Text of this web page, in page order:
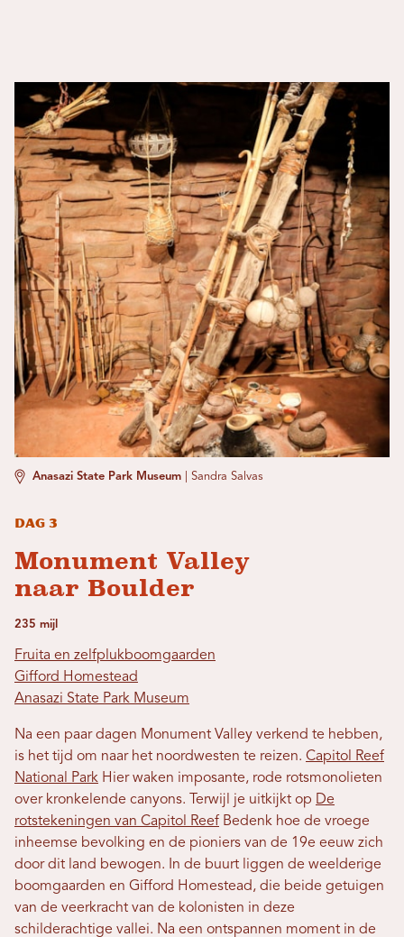
Anasazi State Park Museum Sandra Salvas
Dag 3
Monument Valley
naar Boulder
235 mijl
Fruita en zelfplukboomgaarden
Gifford Homestead
Anasazi State Park Museum
Na een paar dagen Monument Valley verkend te hebben,
is het tijd om naar het noordwesten te reizen. Capitol Reef
National Park Hier waken imposante, rode rotsmonolieten
over kronkelende canyons. Terwijl je uitkijkt op De
rotstekeningen van Capitol Reef Bedenk hoe de vroege
inheemse bevolking en de pioniers van de 19e eeuw zich
door dit land bewogen. In de buurt liggen de weelderige
boomgaarden en Gifford Homestead, die beide getuigen
van de veerkracht van de kolonisten in deze
schilderachtige vallei. Na een ontspannen moment in de